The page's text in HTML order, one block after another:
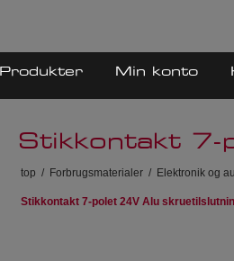
Produkter Min konto
Stikkontakt 7-
top / Forbrugsmaterialer / Elektronik og
Stikkontakt 7-polet 24V Alu